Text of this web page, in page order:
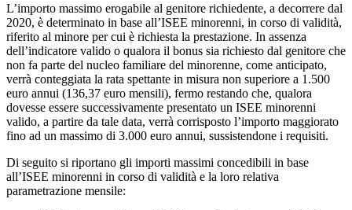
L’importo massimo erogabile al genitore richiedente, a decorrere dal
2020, è determinato in base all’ISEE minorenni, in corso di validità,
riferito al minore per cui è richiesta la prestazione. In assenza
dell’indicatore valido o qualora il bonus sia richiesto dal genitore che
non fa parte del nucleo familiare del minorenne, come anticipato,
verrà conteggiata la rata spettante in misura non superiore a 1.500
euro annui (136,37 euro mensili), fermo restando che, qualora
dovesse essere successivamente presentato un ISEE minorenni
valido, a partire da tale data, verrà corrisposto l’importo maggiorato
fino ad un massimo di 3.000 euro annui, sussistendone i requisiti.
Di seguito si riportano gli importi massimi concedibili in base
all’ISEE minorenni in corso di validità e la loro relativa
parametrazione mensile: